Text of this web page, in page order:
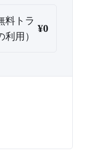
料トラ
用）
¥0